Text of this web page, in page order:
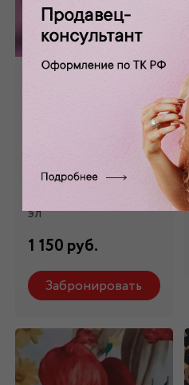
розовый в белый
-9072749
эл
1 150 руб.
Забронировать